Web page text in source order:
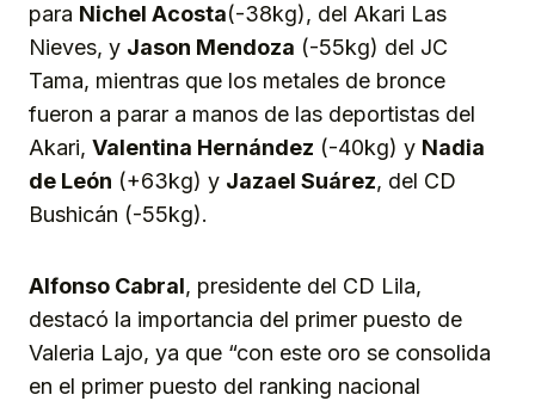
para Nichel Acosta(-38kg), del Akari Las
Nieves, y Jason Mendoza (-55kg) del JC
Tama, mientras que los metales de bronce
fueron a parar a manos de las deportistas del
Akari, Valentina Hernández (-40kg) y Nadia
de León (+63kg) y Jazael Suárez, del CD
Bushicán (-55kg).
Alfonso Cabral, presidente del CD Lila,
destacó la importancia del primer puesto de
Valeria Lajo, ya que “con este oro se consolida
en el primer puesto del ranking nacional